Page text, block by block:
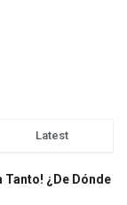
Latest
Tanto! ¿De Dónde